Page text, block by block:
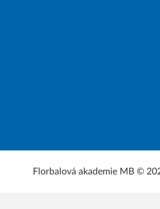
Florbalová akademie MB ©